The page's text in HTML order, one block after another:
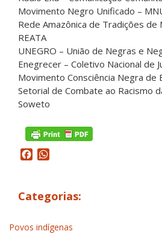
Movimento Negro Unificado –
Rede Amazônica de Tradições de
REATA
UNEGRO – União de Negras e
Enegrecer – Coletivo Nacional de
Movimento Consciência Negra de
Setorial de Combate ao Racismo
Soweto
Facebook
Categorias:
Povos indígenas